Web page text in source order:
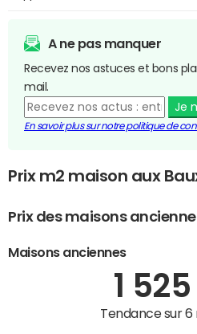
A ne pas manquer
Recevez nos astuces et bons
mail.
Je
En savoir plus sur notre politique de
Prix m2 maison aux
Prix des maisons
Maisons anciennes
1 525
Tendance sur 6